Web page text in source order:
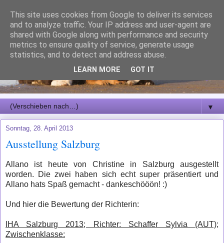
▼
Sonntag, 28. April 2013
Ausstellung Salzburg
Allano ist heute von Christinein Salzburg ausgestellt
worden. Die zwei haben sich echt super präsentiert und
Allano hats Spaß gemacht - dankeschööön! :)
Und hier die Bewertung der Richterin:
IHA Salzburg 2013; Richter: Schaffer Sylvia (AUT);
Zwischenklasse:
This site uses cookies from Google to deliver its services
and to analyze traffic. Your IP address and user-agent are
shared with Google along with performance and security
metrics to ensure quality of service, generate usage
statistics, and to detect and address abuse.
LEARN MORE GOT IT